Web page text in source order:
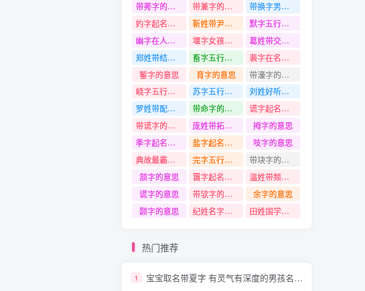
带莠字的名字
带兼字的名字
带换字男孩名字
妁字起名寓意
靳姓带尹字名字
默字五行是什么
幽字在人名中的意思
堰字女孩名字最新
葛姓带交字名字
郑姓带结字名字
畜字五行是什么
裴字在名字象征着什么
錾字的意思
育字的意思
带濠字的名字
峣字五行是什么
苏字五行是什么
刘姓好听有韵味的名字
罗姓带配字名字
带命字的名字
谎字起名寓意
带谎字的名字
庞姓带拓字名字
拇字的意思
季字起名寓意
盐字起名寓意
吱字的意思
典故最霸气的女孩名字
完字五行是什么
带块字的名字
颔字的意思
霭字起名寓意
温姓带频字名字
谎字的意思
带欤字的名字
余字的意思
颢字的意思
纪姓名字大全免费 田姓国学经典中寓意100分的名字
热门推荐
1 宝宝取名带夏字 有灵气有深度的男孩名字特好听